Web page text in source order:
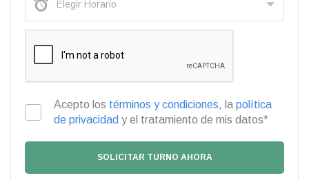
Acepto los términos y condiciones, la política
de privacidad y el tratamiento de mis datos*